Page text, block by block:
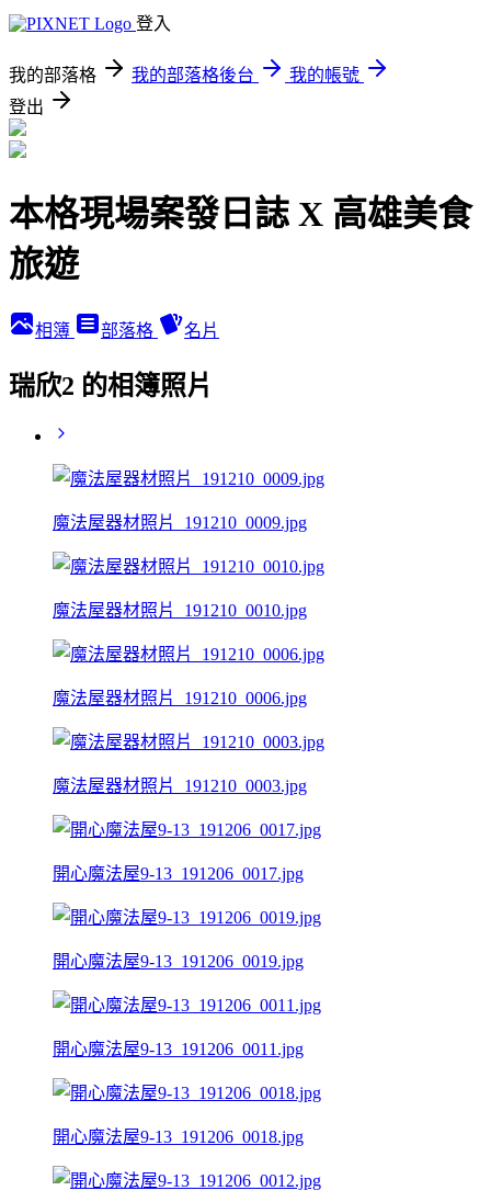
登入
我的部落格 我的部落格後台
我的帳號
登出
本格現場案發日誌 X 高雄美食
旅遊
相簿 部落格 名片
瑞欣2 的相簿照片
魔法屋器材照片_191210_0009.jpg
魔法屋器材照片_191210_0010.jpg
魔法屋器材照片_191210_0006.jpg
魔法屋器材照片_191210_0003.jpg
開心魔法屋9-13_191206_0017.jpg
開心魔法屋9-13_191206_0019.jpg
開心魔法屋9-13_191206_0011.jpg
開心魔法屋9-13_191206_0018.jpg